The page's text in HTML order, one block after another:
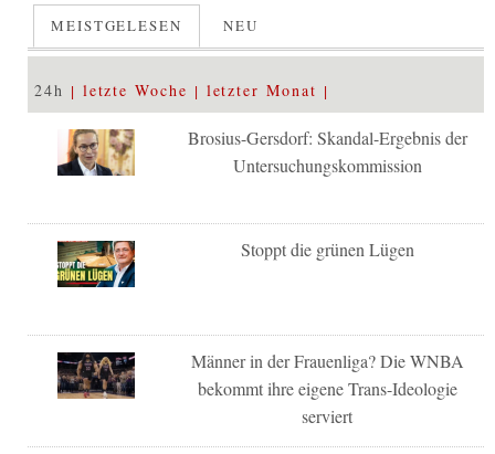
MEISTGELESEN NEU
24h letzte Woche letzter Monat
Brosius-Gersdorf: Skandal-Ergebnis der
Untersuchungskommission
Stoppt die grünen Lügen
Männer in der Frauenliga? Die WNBA
bekommt ihre eigene Trans-Ideologie
serviert